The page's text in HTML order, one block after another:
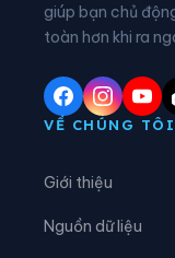
Xã Cẩm Tú
Xã Cổ Lũng
Xã Điền Lư
giúp bạn chủ
toàn hơn khi ra
VỀ CHÚNG TÔI
Giới thiệu
Nguồn dữ liệu